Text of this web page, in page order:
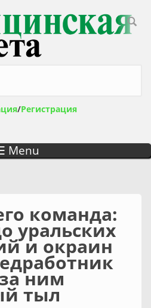
/Регистрация
Menu
команда:
уральских
и окраин
ним
тыл